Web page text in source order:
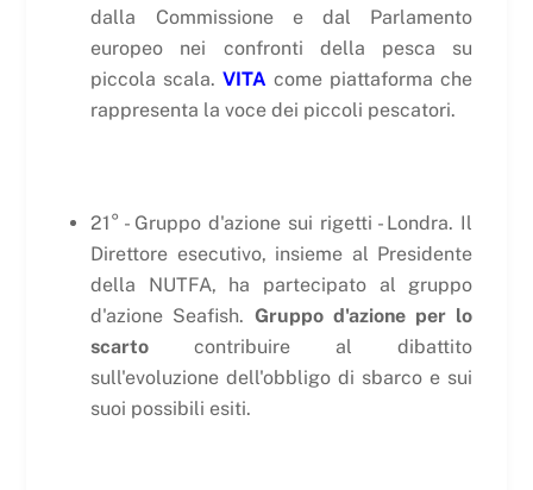
dalla Commissione e dal Parlamento
europeo nei confronti della pesca su
piccola scala.VITA come piattaforma che
rappresenta la voce dei piccoli pescatori.
21° - Gruppo d'azione sui rigetti - Londra. Il
Direttore esecutivo, insieme al Presidente
della NUTFA, ha partecipato al gruppo
d'azione Seafish. Gruppo d'azione per lo
scarto contribuire al dibattito
sull'evoluzione dell'obbligo di sbarco e sui
suoi possibili esiti.